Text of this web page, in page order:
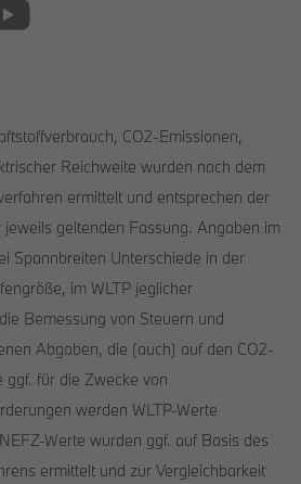
CO2-Emissionen,
Reichweite wurden nach dem
ermittelt und entsprechen der
geltenden Fassung. Angaben im
Spannbreiten Unterschiede in der
im WLTP jeglicher
Bemessung von Steuern und
Abgaben, die (auch) auf den CO2-
für die Zwecke von
werden WLTP-Werte
Werte wurden ggf. auf Basis des
ermittelt und zur Vergleichbarkeit